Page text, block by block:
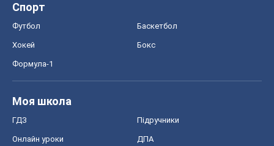
Спорт
Футбол Баскетбол
Хокей Бокс
Формула-1
Моя школа
ГДЗ Підручники
Онлайн уроки ДПА